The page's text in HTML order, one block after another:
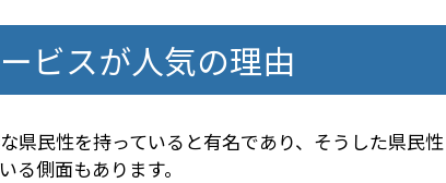
ビスが人気の理由
県民性を持っていると有名であり、そうした県民性
る側面もあります。